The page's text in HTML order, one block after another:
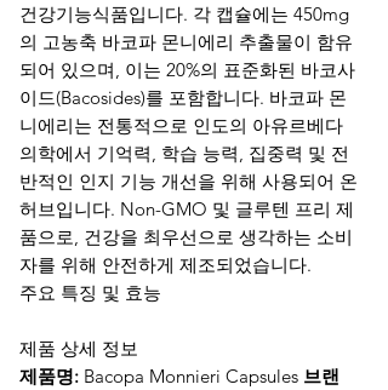
건강기능식품입니다. 각 캡슐에는 450mg
의 고농축 바코파 몬니에리 추출물이 함유
되어 있으며, 이는 20%의 표준화된 바코사
이드(Bacosides)를 포함합니다. 바코파 몬
니에리는 전통적으로 인도의 아유르베다
의학에서 기억력, 학습 능력, 집중력 및 전
반적인 인지 기능 개선을 위해 사용되어 온
허브입니다. Non-GMO 및 글루텐 프리 제
품으로, 건강을 최우선으로 생각하는 소비
자를 위해 안전하게 제조되었습니다.
주요 특징 및 효능
제품 상세 정보
제품명: Bacopa Monnieri Capsules 브랜